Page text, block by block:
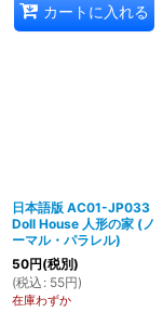
カートに入れる
日本語版 AC01-JP033
Doll House 人形の家 (ノ
ーマル・パラレル)
50円(税別)
(税込 : 55円)
在庫わずか